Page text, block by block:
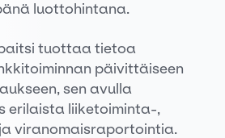
luottohintana.
tuottaa tietoa
päivittäiseen
sen avulla
erilaista liiketoiminta-,
viranomaisraportointia.